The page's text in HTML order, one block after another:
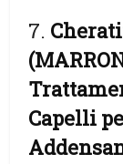
7.
Capelli